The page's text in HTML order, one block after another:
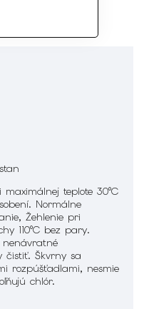
teplote 30°C
Normálne
Žehlenie pri
110°C bez pary.
nenávratné
čistiť. Škvrny sa
rozpúšťadlami, nesmie
chlór.